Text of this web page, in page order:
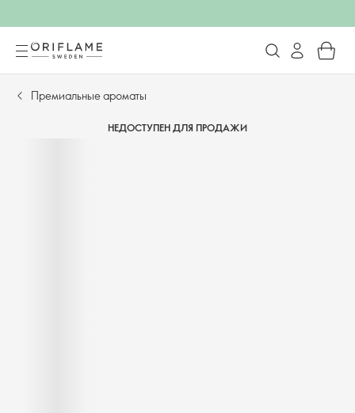
Премиальные ароматы
НЕДОСТУПЕН ДЛЯ ПРОДАЖИ